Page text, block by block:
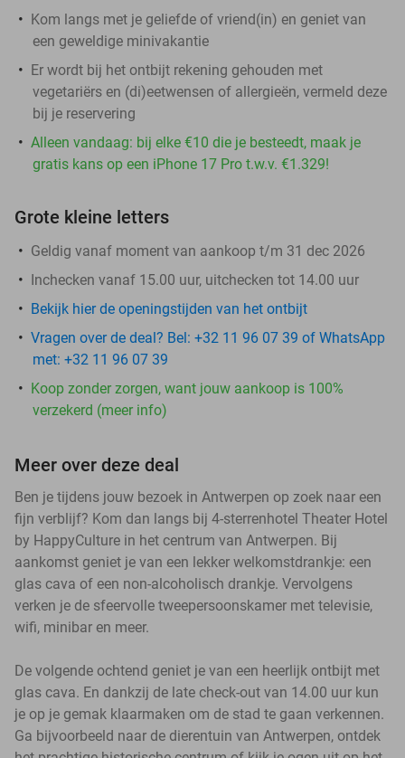
Kom langs met je geliefde of vriend(in) en geniet van
een geweldige minivakantie
Er wordt bij het ontbijt rekening gehouden met
vegetariërs en (di)eetwensen of allergieën, vermeld deze
bij je reservering
Alleen vandaag: bij elke €10 die je besteedt, maak je
gratis kans op een iPhone 17 Pro t.w.v. €1.329!
Grote kleine letters
Geldig vanaf moment van aankoop t/m 31 dec 2026
Inchecken vanaf 15.00 uur, uitchecken tot 14.00 uur
Bekijk hier de openingstijden van het ontbijt
Vragen over de deal? Bel: +32 11 96 07 39 of WhatsApp
met: +32 11 96 07 39
Koop zonder zorgen, want jouw aankoop is 100%
verzekerd (meer info)
Meer over deze deal
Ben je tijdens jouw bezoek in Antwerpen op zoek naar een
fijn verblijf? Kom dan langs bij 4-sterrenhotel Theater Hotel
by HappyCulture in het centrum van Antwerpen. Bij
aankomst geniet je van een lekker welkomstdrankje: een
glas cava of een non-alcoholisch drankje. Vervolgens
verken je de sfeervolle tweepersoonskamer met televisie,
wifi, minibar en meer.
De volgende ochtend geniet je van een heerlijk ontbijt met
glas cava. En dankzij de late check-out van 14.00 uur kun
je op je gemak klaarmaken om de stad te gaan verkennen.
Ga bijvoorbeeld naar de dierentuin van Antwerpen, ontdek